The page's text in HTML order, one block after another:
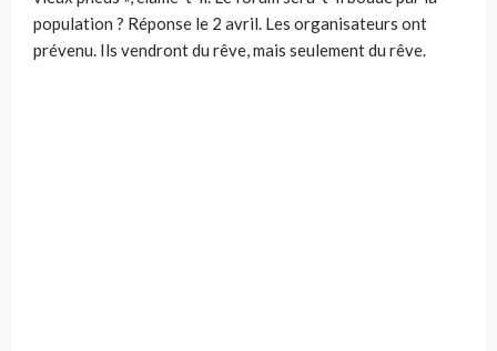
population ? Réponse le 2 avril. Les organisateurs ont
prévenu. Ils vendront du rêve, mais seulement du rêve.